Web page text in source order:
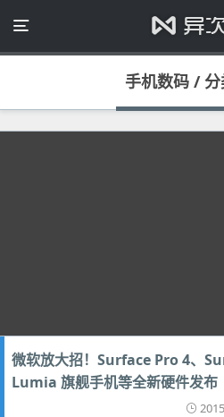
手机数码 / 分
微软放大招！Surface Pro 4、
Lumia 旗舰手机等全新硬件发布